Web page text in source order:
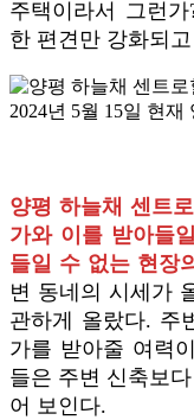
주택이라서 그런
한 편견만 강화되
2024년 5월 15일 현
양평 하늘채 센트
가와 이를 받아들
들일 수 없는 현장
변 동네의 시세가
관하게 올랐다. 주
가를 받아줄 여력
들은 주변 신축보
어 보인다.